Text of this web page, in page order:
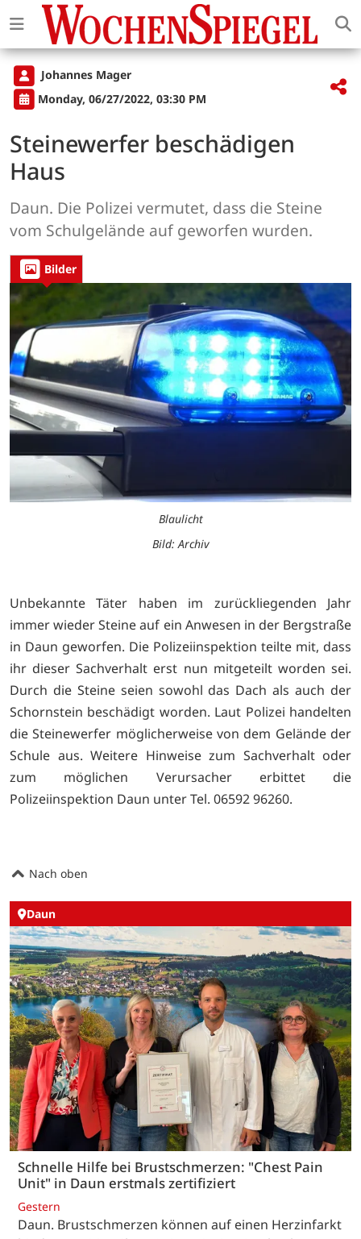
Johannes Mager
Monday, 06/27/2022, 03:30 PM
Steinewerfer beschädigen
Haus
Daun. Die Polizei vermutet, dass die Steine
vom Schulgelände auf geworfen wurden.
Bilder
Blaulicht
Bild: Archiv
Unbekannte Täter haben im zurückliegenden Jahr
immer wieder Steine auf ein Anwesen in der Bergstraße
in Daun geworfen. Die Polizeiinspektion teilte mit, dass
ihr dieser Sachverhalt erst nun mitgeteilt worden sei.
Durch die Steine seien sowohl das Dach als auch der
Schornstein beschädigt worden. Laut Polizei handelten
die Steinewerfer möglicherweise von dem Gelände der
Schule aus. Weitere Hinweise zum Sachverhalt oder
zum möglichen Verursacher erbittet die
Polizeiinspektion Daun unter Tel. 06592 96260.
Nach oben
Daun
Schnelle Hilfe bei Brustschmerzen: "Chest Pain
Unit" in Daun erstmals zertifiziert
Gestern
Daun. Brustschmerzen können auf einen Herzinfarkt